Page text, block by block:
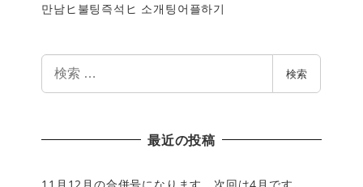
만남ヒ불팅즉석ヒ 소개팅어플하기
検索
最近の投稿